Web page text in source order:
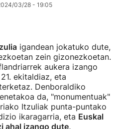
03/28 - 19:05
igandean jokatuko dute,
zein gizonezkoetan.
aukera izango
ekitaldiaz, eta
Denboraldiko
da, "monumentuak"
Itzuliak punta-puntako
ikaragarria, eta Euskal
ahal izango dute,